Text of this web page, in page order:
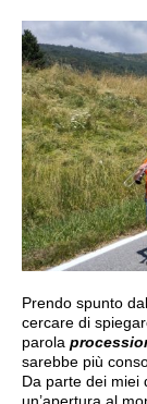
Prendo spunto
cercare di
parola
sarebbe più
Da parte dei miei